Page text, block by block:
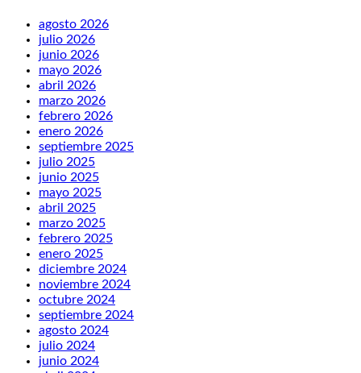
agosto 2026
julio 2026
junio 2026
mayo 2026
abril 2026
marzo 2026
febrero 2026
enero 2026
septiembre 2025
julio 2025
junio 2025
mayo 2025
abril 2025
marzo 2025
febrero 2025
enero 2025
diciembre 2024
noviembre 2024
octubre 2024
septiembre 2024
agosto 2024
julio 2024
junio 2024